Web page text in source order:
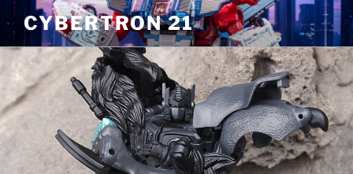
Skip
to
content
CYBERTRON 21